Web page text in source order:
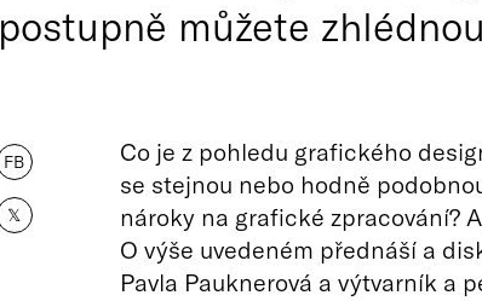
postupně můžete
FB
𝕏
Co je z pohledu grafického
se stejnou nebo hodně
nároky na grafické zpracování?
O výše uvedeném přednáší a
Pavla Pauknerová a výtvarník a